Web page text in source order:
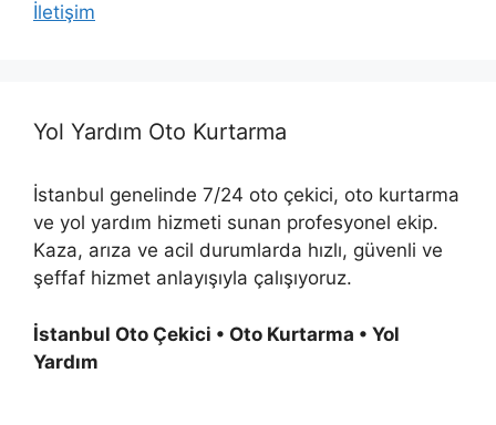
İletişim
Yol Yardım Oto Kurtarma
İstanbul genelinde 7/24 oto çekici, oto kurtarma
ve yol yardım hizmeti sunan profesyonel ekip.
Kaza, arıza ve acil durumlarda hızlı, güvenli ve
şeffaf hizmet anlayışıyla çalışıyoruz.
İstanbul Oto Çekici • Oto Kurtarma • Yol
Yardım